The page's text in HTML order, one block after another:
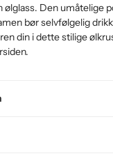
ølglass. Den umåtelige
bør selvfølgelig
din i dette stilige